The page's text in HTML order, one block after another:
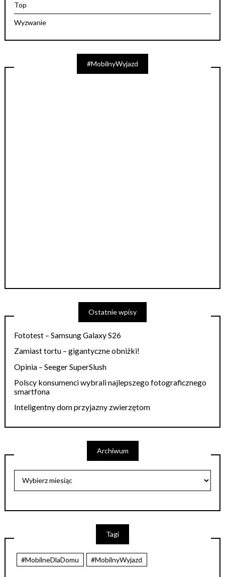
Top
Wyzwanie
#MobilnyWyjazd
Ostatnie wpisy
Fototest – Samsung Galaxy S26
Zamiast tortu – gigantyczne obniżki!
Opinia – Seeger SuperSlush
Polscy konsumenci wybrali najlepszego fotograficznego
smartfona
Inteligentny dom przyjazny zwierzętom
Archiwum
Tagi
#MobilneDlaDomu #MobilnyWyjazd